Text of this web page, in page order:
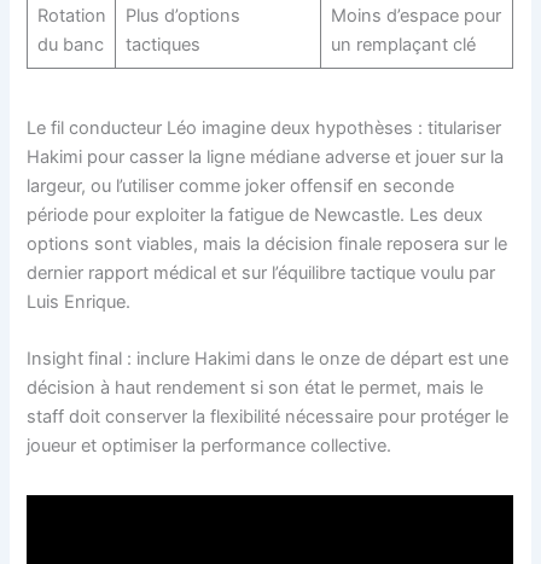
Rotation
du banc
Plus d’options
tactiques
Moins d’espace pour
un remplaçant clé
Le fil conducteur Léo imagine deux hypothèses : titulariser
Hakimi pour casser la ligne médiane adverse et jouer sur la
largeur, ou l’utiliser comme joker offensif en seconde
période pour exploiter la fatigue de Newcastle. Les deux
options sont viables, mais la décision finale reposera sur le
dernier rapport médical et sur l’équilibre tactique voulu par
Luis Enrique.
Insight final : inclure Hakimi dans le onze de départ est une
décision à haut rendement si son état le permet, mais le
staff doit conserver la flexibilité nécessaire pour protéger le
joueur et optimiser la performance collective.